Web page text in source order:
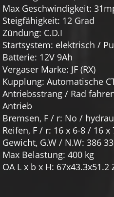
Max Geschwindigkeit:
Steigfähigkeit: 12 Grad
Zündung: C.D.I
Startsystem: elektrisch /
Batterie: 12V 9Ah
Vergaser Marke: JF (RX)
Kupplung: Automatische
Antriebsstrang / Rad
Antrieb
Bremsen, F / r: No /
Reifen, F / r: 16 x 6-8 / 16 x
Gewicht, G.W / N.W: 386
Max Belastung: 400 kg
OA L x b x H: 67x43.3x51.2